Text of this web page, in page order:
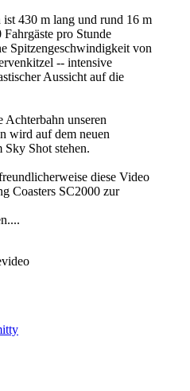
430 m lang und rund 16 m
pro Stunde
Spitzengeschwindigkeit von
-- intensive
Aussicht auf die
unseren
wird auf dem neuen
Sky Shot stehen.
diese Video
Coasters SC2000 zur